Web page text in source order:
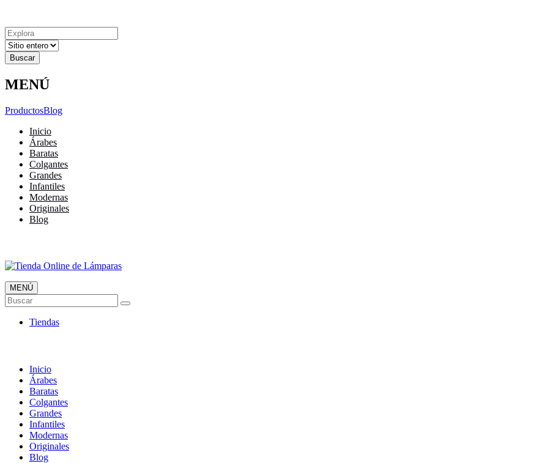
Resultados
para
MENÚ
ProductosBlog
Inicio
Árabes
Baratas
Colgantes
Grandes
Infantiles
Modernas
Originales
Blog
Tienda Online de Lámparas
TOP en Ventas
MENÚ
Buscar
Tiendas
Inicio
Árabes
Baratas
Colgantes
Grandes
Infantiles
Modernas
Originales
Blog